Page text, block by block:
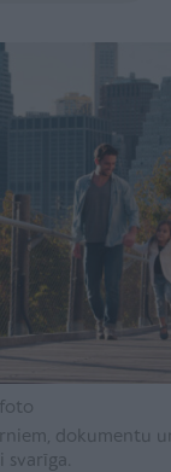
dokumentu
svarīga.